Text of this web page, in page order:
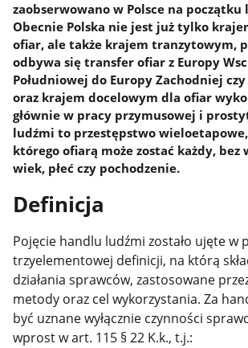
zaobserwowano w Polsce na
Obecnie Polska nie jest już tylko
ofiar, ale także krajem tranzytowym,
odbywa się transfer ofiar z Europy
Południowej do Europy Zachodniej
oraz krajem docelowym dla ofiar
głównie w pracy przymusowej i
ludźmi to przestępstwo
którego ofiarą może zostać każdy, bez
wiek, płeć czy pochodzenie.
Definicja
Pojęcie handlu ludźmi zostało ujęte w
trzyelementowej definicji, na którą
działania sprawców, zastosowane
metody oraz cel wykorzystania. Za
być uznane wyłącznie czynności
wprost w art. 115 § 22 K.k., t.j.: